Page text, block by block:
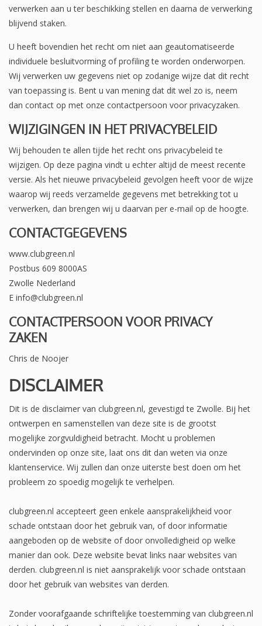
verwerken aan u ter beschikking stellen en daarna de verwerking
blijvend staken.
U heeft bovendien het recht om niet aan geautomatiseerde
individuele besluitvorming of profiling te worden onderworpen.
Wij verwerken uw gegevens niet op zodanige wijze dat dit recht
van toepassing is. Bent u van mening dat dit wel zo is, neem
dan contact op met onze contactpersoon voor privacyzaken.
WIJZIGINGEN IN HET PRIVACYBELEID
Wij behouden te allen tijde het recht ons privacybeleid te
wijzigen. Op deze pagina vindt u echter altijd de meest recente
versie. Als het nieuwe privacybeleid gevolgen heeft voor de wijze
waarop wij reeds verzamelde gegevens met betrekking tot u
verwerken, dan brengen wij u daarvan per e-mail op de hoogte.
CONTACTGEGEVENS
www.clubgreen.nl
Postbus 609 8000AS
Zwolle Nederland
E info@clubgreen.nl
CONTACTPERSOON VOOR PRIVACY
ZAKEN
Chris de Noojer
DISCLAIMER
Dit is de disclaimer van clubgreen.nl, gevestigd te Zwolle. Bij het
ontwerpen en samenstellen van deze site is de grootst
mogelijke zorgvuldigheid betracht. Mocht u problemen
ondervinden op onze site, laat ons dit dan weten via onze
klantenservice. Wij zullen dan onze uiterste best doen om het
probleem zo spoedig mogelijk te verhelpen.
clubgreen.nl accepteert geen enkele aansprakelijkheid voor
schade ontstaan door het gebruik van, of door informatie
aangeboden op de website of door onvolledigheid op welke
manier dan ook. Deze website bevat links naar websites van
derden. clubgreen.nl is niet aansprakelijk voor schade ontstaan
door het gebruik van websites van derden.
Zonder voorafgaande schriftelijke toestemming van clubgreen.nl